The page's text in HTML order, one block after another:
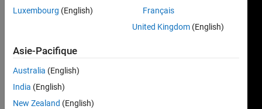
Luxembourg (English)
Français
United Kingdom (English)
Asie-Pacifique
Australia (English)
India (English)
New Zealand (English)